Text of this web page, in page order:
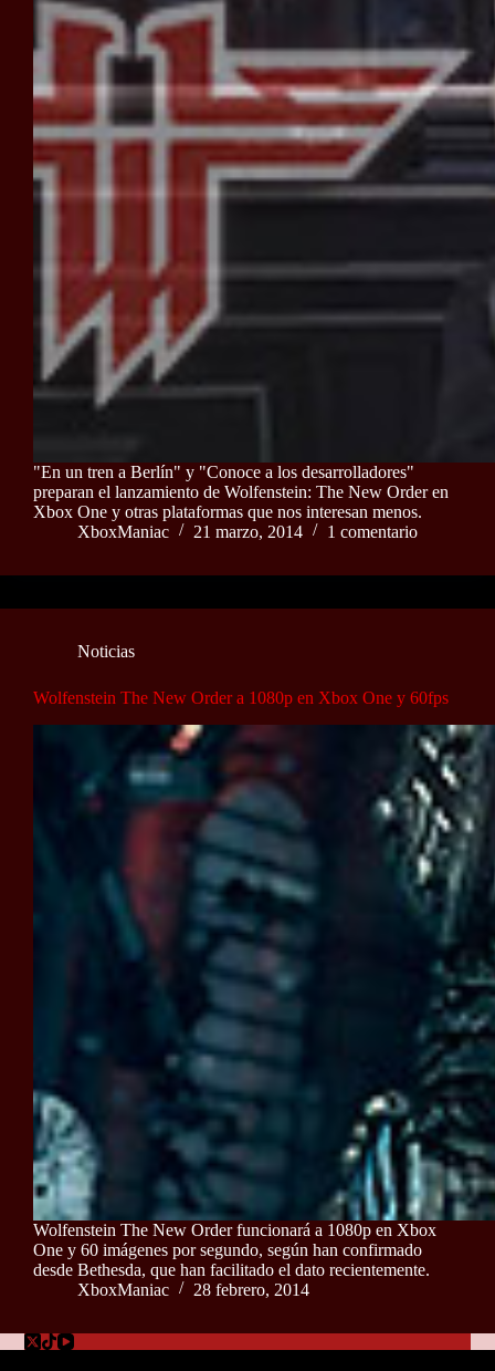
"En un tren a Berlín" y "Conoce a los desarrolladores"
preparan el lanzamiento de Wolfenstein: The New Order en
Xbox One y otras plataformas que nos interesan menos.
XboxManiac
21 marzo, 2014 1 comentario
Noticias
Wolfenstein The New Order a 1080p en Xbox One y 60fps
Wolfenstein The New Order funcionará a 1080p en Xbox
One y 60 imágenes por segundo, según han confirmado
desde Bethesda, que han facilitado el dato recientemente.
XboxManiac
28 febrero, 2014